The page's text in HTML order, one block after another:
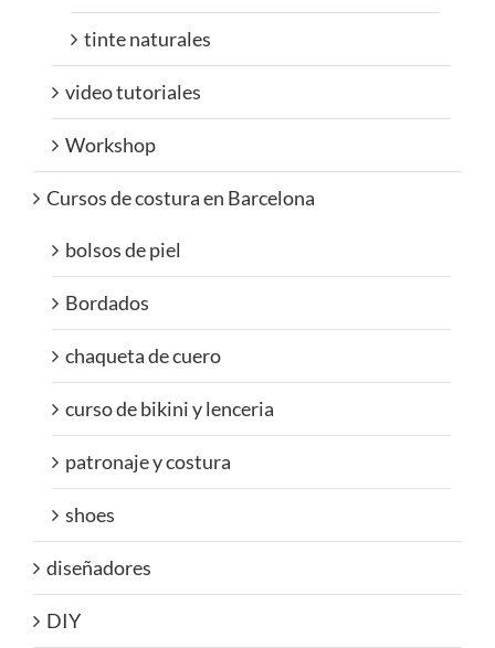
tinte naturales
video tutoriales
Workshop
Cursos de costura en Barcelona
bolsos de piel
Bordados
chaqueta de cuero
curso de bikini y lenceria
patronaje y costura
shoes
diseñadores
DIY